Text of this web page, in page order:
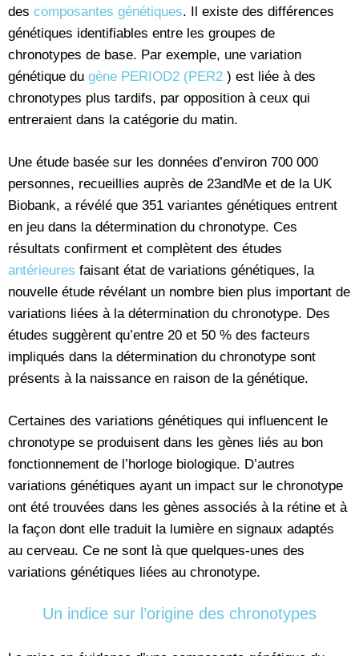
des composantes génétiques. Il existe des différences
génétiques identifiables entre les groupes de
chronotypes de base. Par exemple, une variation
génétique du gène PERIOD2 (PER2 ) est liée à des
chronotypes plus tardifs, par opposition à ceux qui
entreraient dans la catégorie du matin.
Une étude basée sur les données d’environ 700 000
personnes, recueillies auprès de 23andMe et de la UK
Biobank, a révélé que 351 variantes génétiques entrent
en jeu dans la détermination du chronotype. Ces
résultats confirment et complètent des études
antérieures faisant état de variations génétiques, la
nouvelle étude révélant un nombre bien plus important de
variations liées à la détermination du chronotype. Des
études suggèrent qu’entre 20 et 50 % des facteurs
impliqués dans la détermination du chronotype sont
présents à la naissance en raison de la génétique.
Certaines des variations génétiques qui influencent le
chronotype se produisent dans les gènes liés au bon
fonctionnement de l’horloge biologique. D’autres
variations génétiques ayant un impact sur le chronotype
ont été trouvées dans les gènes associés à la rétine et à
la façon dont elle traduit la lumière en signaux adaptés
au cerveau. Ce ne sont là que quelques-unes des
variations génétiques liées au chronotype.
Un indice sur l’origine des chronotypes